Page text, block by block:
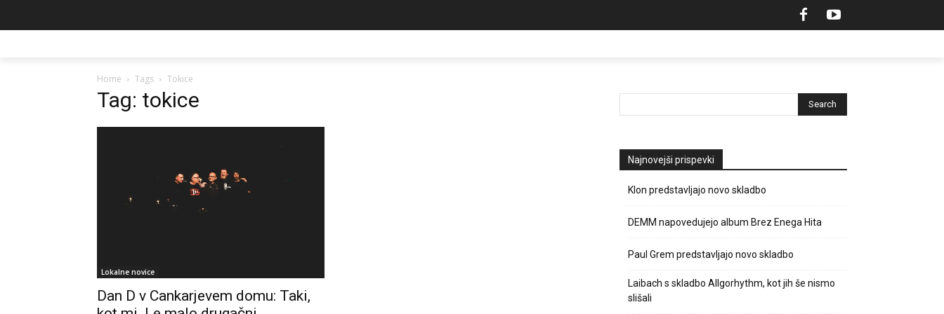
Home Tags Tokice
Tag: tokice
Lokalne novice
Dan D v Cankarjevem domu: Taki,
Najnovejši prispevki
Klon predstavljajo novo skladbo
DEMM napovedujejo album Brez Enega Hita
Paul Grem predstavljajo novo skladbo
Laibach s skladbo Allgorhythm, kot jih še nismo
slišali